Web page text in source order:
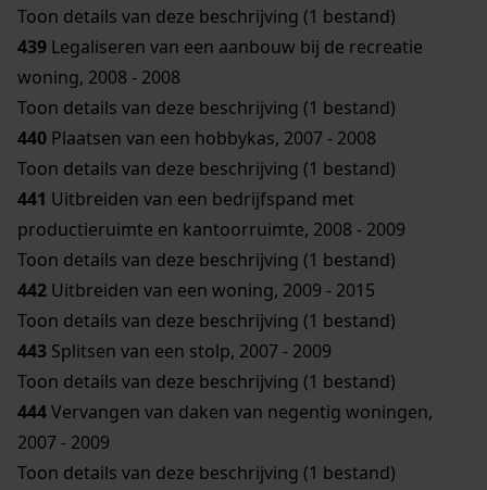
Toon details van deze beschrijving (1 bestand)
439 Legaliseren van een aanbouw bij de recreatie
woning, 2008 - 2008
Toon details van deze beschrijving (1 bestand)
440 Plaatsen van een hobbykas, 2007 - 2008
Toon details van deze beschrijving (1 bestand)
441 Uitbreiden van een bedrijfspand met
productieruimte en kantoorruimte, 2008 - 2009
Toon details van deze beschrijving (1 bestand)
442 Uitbreiden van een woning, 2009 - 2015
Toon details van deze beschrijving (1 bestand)
443 Splitsen van een stolp, 2007 - 2009
Toon details van deze beschrijving (1 bestand)
444Vervangen van daken van negentig woningen,
2007 - 2009
Toon details van deze beschrijving (1 bestand)